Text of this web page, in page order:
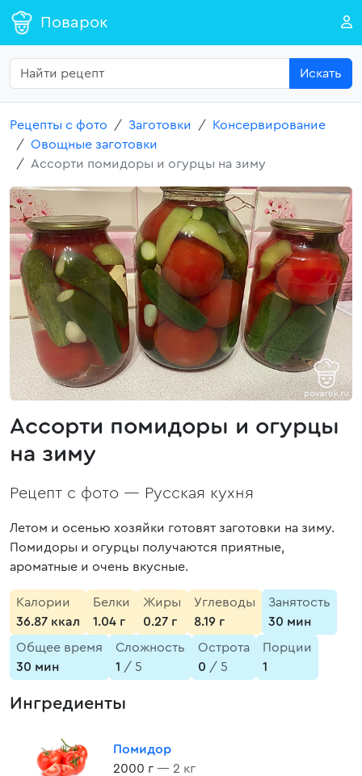
Поварок
Искать
Рецепты с фото Заготовки
Консервирование
Овощные заготовки
Ассорти помидоры и огурцы на зиму
Ассорти помидоры и огурцы
на зиму
Рецепт с фото — Русская кухня
Летом и осенью хозяйки готовят заготовки на зиму.
Помидоры и огурцы получаются приятные,
ароматные и очень вкусные.
Калории
36.87 ккал
Белки
1.04 г
Жиры
0.27 г
Углеводы
8.19 г
Занятость
30 мин
Общее время
30 мин
Сложность
1 / 5
Острота
0 / 5
Порции
1
Ингредиенты
Помидор
2000 г — 2 кг